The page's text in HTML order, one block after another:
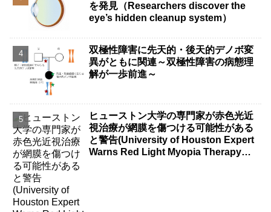
を発見（Researchers discover the
eye’s hidden cleanup system）
双極性障害に先天的・後天的デノボ変
異がともに関連～双極性障害の病態理
解が一歩前進～
ヒューストン大学の専門家が赤色光近
視治療が網膜を傷つける可能性がある
と警告(University of Houston Expert
Warns Red Light Myopia Therapy